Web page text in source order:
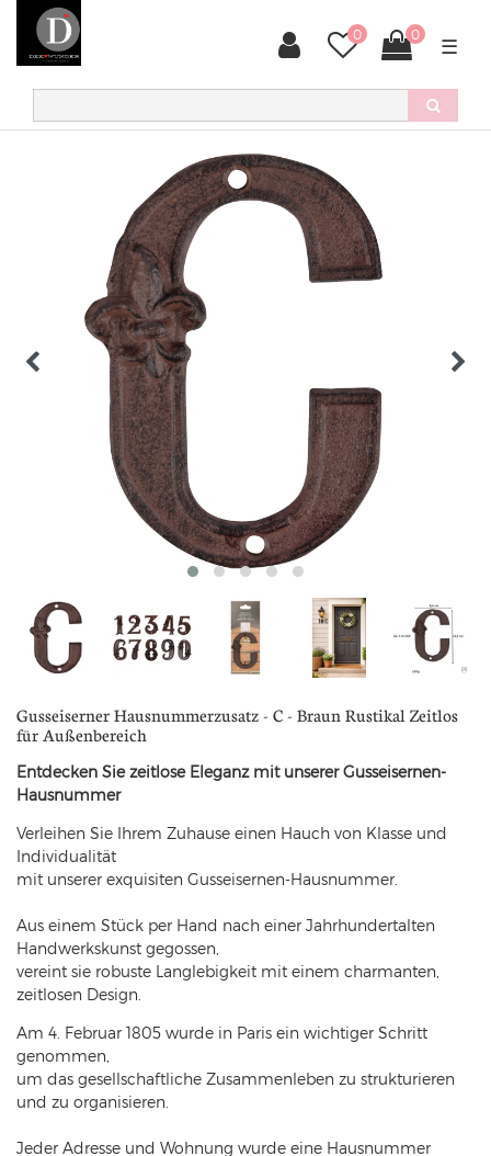
0 0
☰
Gusseiserner Hausnummerzusatz - C - Braun Rustikal Zeitlos
für Außenbereich
Entdecken Sie zeitlose Eleganz mit unserer Gusseisernen-
Hausnummer
Verleihen Sie Ihrem Zuhause einen Hauch von Klasse und
Individualität
mit unserer exquisiten Gusseisernen-Hausnummer.
Aus einem Stück per Hand nach einer Jahrhundertalten
Handwerkskunst gegossen,
vereint sie robuste Langlebigkeit mit einem charmanten,
zeitlosen Design.
Am 4. Februar 1805 wurde in Paris ein wichtiger Schritt
genommen,
um das gesellschaftliche Zusammenleben zu strukturieren
und zu organisieren.
Jeder Adresse und Wohnung wurde eine Hausnummer